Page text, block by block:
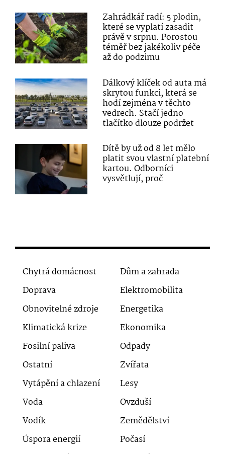
Zahrádkář radí: 5 plodin,
které se vyplatí zasadit
právě v srpnu. Porostou
téměř bez jakékoliv péče
až do podzimu
Dálkový klíček od auta má
skrytou funkci, která se
hodí zejména v těchto
vedrech. Stačí jedno
tlačítko dlouze podržet
Dítě by už od 8 let mělo
platit svou vlastní platební
kartou. Odborníci
vysvětlují, proč
Chytrá domácnost
Dům a zahrada
Doprava
Elektromobilita
Obnovitelné zdroje
Energetika
Klimatická krize
Ekonomika
Fosilní paliva
Odpady
Ostatní
Zvířata
Vytápění a chlazení
Lesy
Voda
Ovzduší
Vodík
Zemědělství
Úspora energií
Počasí